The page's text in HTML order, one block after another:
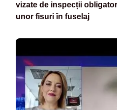
vizate de inspecții
unor fisuri în fuselaj